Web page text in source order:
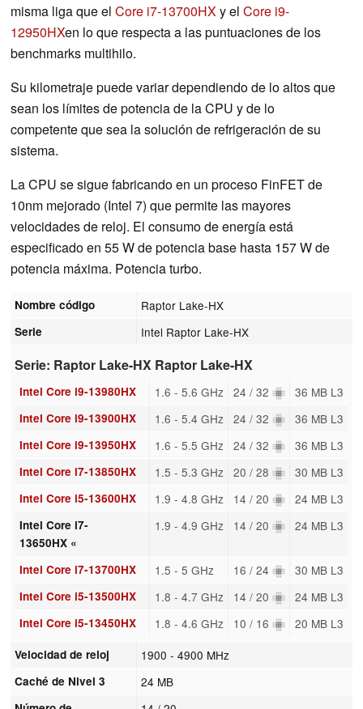
misma liga que el Core i7-13700HXy el Core i9-
12950HXen lo que respecta a las puntuaciones de los
benchmarks multihilo.
Su kilometraje puede variar dependiendo de lo altos que
sean los límites de potencia de la CPU y de lo
competente que sea la solución de refrigeración de su
sistema.
La CPU se sigue fabricando en un proceso FinFET de
10nm mejorado (Intel 7) que permite las mayores
velocidades de reloj. El consumo de energía está
especificado en 55 W de potencia base hasta 157 W de
potencia máxima. Potencia turbo.
Nombre código Raptor Lake-HX
Serie Intel Raptor Lake-HX
Serie: Raptor Lake-HX Raptor Lake-HX
Intel Core i9-13980HX 1.6 - 5.6 GHz 24 / 32 36 MB L3
Intel Core i9-13900HX 1.6 - 5.4 GHz 24 / 32 36 MB L3
Intel Core i9-13950HX 1.6 - 5.5 GHz 24 / 32 36 MB L3
Intel Core i7-13850HX 1.5 - 5.3 GHz 20 / 28 30 MB L3
Intel Core i5-13600HX 1.9 - 4.8 GHz 14 / 20 24 MB L3
Intel Core i7-
13650HX «
1.9 - 4.9 GHz 14 / 20 24 MB L3
Intel Core i7-13700HX 1.5 - 5 GHz 16 / 24 30 MB L3
Intel Core i5-13500HX 1.8 - 4.7 GHz 14 / 20 24 MB L3
Intel Core i5-13450HX 1.8 - 4.6 GHz 10 / 16 20 MB L3
Velocidad de reloj 1900 - 4900 MHz
Caché de Nivel 3 24 MB